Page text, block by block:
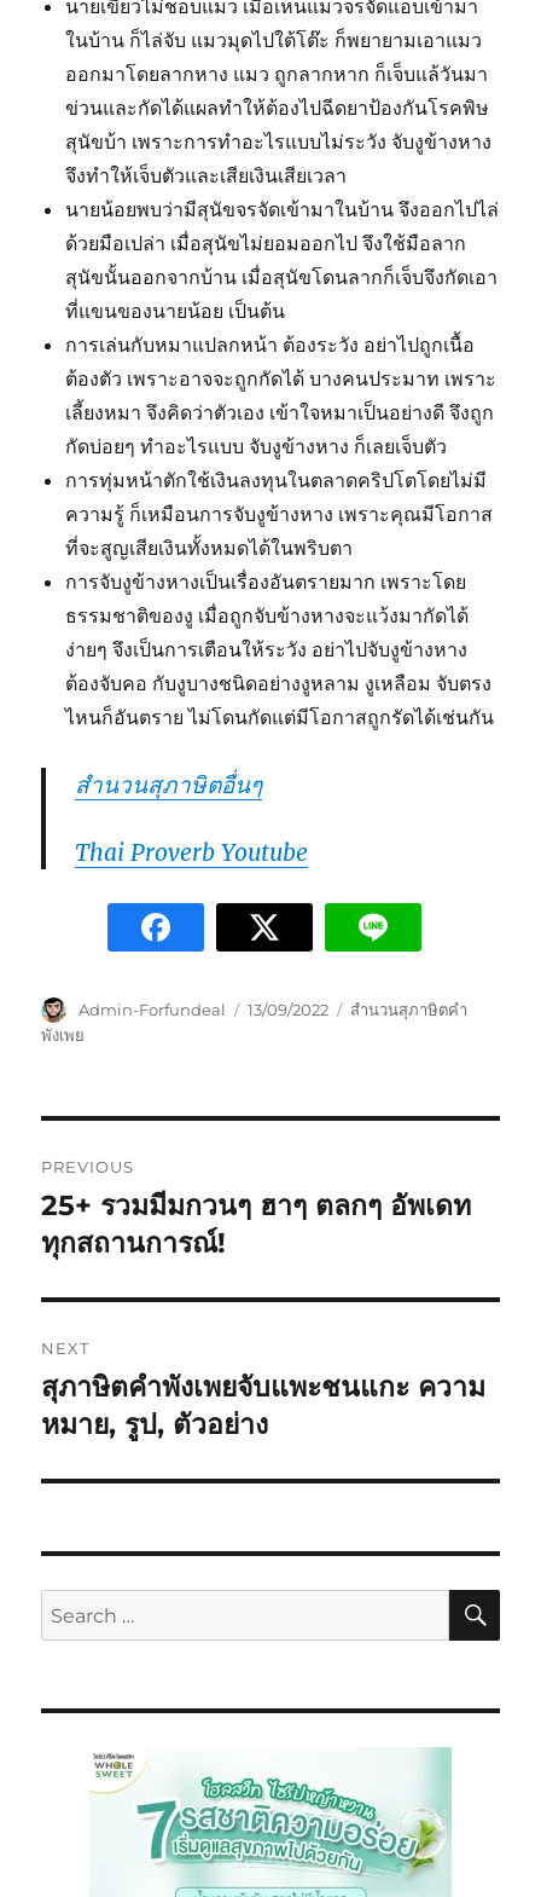
นายเขียวไม่ชอบแมว เมื่อเห็นแมวจรจัดแอบเข้ามา
ในบ้าน ก็ไล่จับ แมวมุดไปใต้โต๊ะ ก็พยายามเอาแมว
ออกมาโดยลากหาง แมว ถูกลากหาก ก็เจ็บแล้วันมา
ข่วนและกัดได้แผลทำให้ต้องไปฉีดยาป้องกันโรคพิษ
สุนัขบ้า เพราะการทำอะไรแบบไม่ระวัง จับงูข้างหาง
จึงทำให้เจ็บตัวและเสียเงินเสียเวลา
นายน้อยพบว่ามีสุนัขจรจัดเข้ามาในบ้าน จึงออกไปไล่
ด้วยมือเปล่า เมื่อสุนัขไม่ยอมออกไป จึงใช้มือลาก
สุนัขนั้นออกจากบ้าน เมื่อสุนัขโดนลากก็เจ็บจึงกัดเอา
ที่แขนของนายน้อย เป็นต้น
การเล่นกับหมาแปลกหน้า ต้องระวัง อย่าไปถูกเนื้อ
ต้องตัว เพราะอาจจะถูกกัดได้ บางคนประมาท เพราะ
เลี้ยงหมา จึงคิดว่าตัวเอง เข้าใจหมาเป็นอย่างดี จึงถูก
กัดบ่อยๆ ทำอะไรแบบ จับงูข้างหาง ก็เลยเจ็บตัว
การทุ่มหน้าตักใช้เงินลงทุนในตลาดคริปโตโดยไม่มี
ความรู้ ก็เหมือนการจับงูข้างหาง เพราะคุณมีโอกาส
ที่จะสูญเสียเงินทั้งหมดได้ในพริบตา
การจับงูข้างหางเป็นเรื่องอันตรายมาก เพราะโดย
ธรรมชาติของงู เมื่อถูกจับข้างหางจะแว้งมากัดได้
ง่ายๆ จึงเป็นการเตือนให้ระวัง อย่าไปจับงูข้างหาง
ต้องจับคอ กับงูบางชนิดอย่างงูหลาม งูเหลือม จับตรง
ไหนก็อันตราย ไม่โดนกัดแต่มีโอกาสถูกรัดได้เช่นกัน
สำนวนสุภาษิตอื่นๆ
Thai Proverb Youtube
Admin-Forfundeal 13/09/2022
สำนวนสุภาษิตคำ
พังเพย
PREVIOUS
25+ รวมมีมกวนๆ ฮาๆ ตลกๆ อัพเดท
ทุกสถานการณ์!
NEXT
สุภาษิตคำพังเพยจับแพะชนแกะ ความ
หมาย, รูป, ตัวอย่าง